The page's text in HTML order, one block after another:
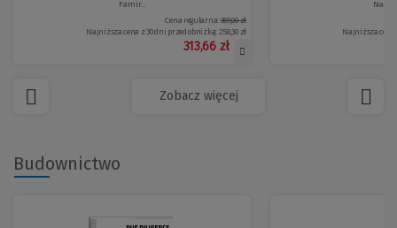
Famir...
Cena regularna:369,00 zł
Najniższa cena z 30 dni przed obniżką: 258,30 zł
313,66 zł
Najniższa cena
Zobacz więcej
Budownictwo